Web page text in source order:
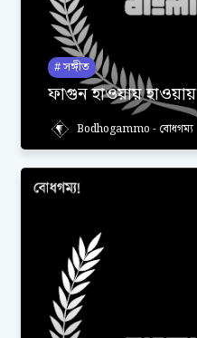
সঙ্গীত
ফাগুন হাওয়ায় হাওয়ায়
Bodhogammo - বোধগম্য